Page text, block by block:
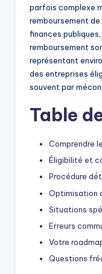
parfois complexe
remboursement de
finances
remboursement
représentant
des entreprises
souvent par
Table
Comprendre
Éligibilité et
Procédure
Optimisation
Situations
Erreurs
Votre
Questions